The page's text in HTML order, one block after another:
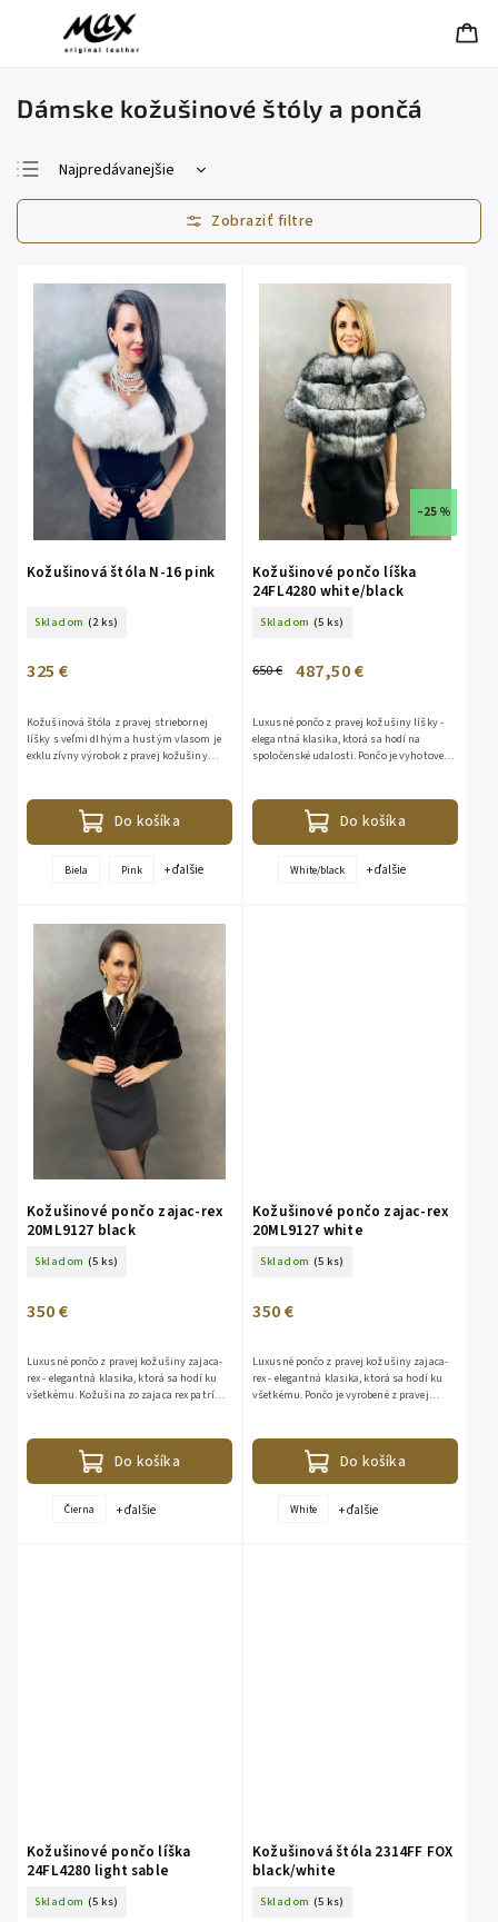
Dámske kožušinové štóly a pončá
Najpredávanejšie
Najlacnejšie
Najdrahšie
Kožušinová štóla N-16 pink
Skladom (2 ks)
325 €
Do košíka
Kožušinová štóla z pravej striebornej
líšky s veľmi dlhým a hustým vlasom je
exkluzívny výrobok z pravej kožušiny
Biela Pink + ďalšie
–25 %
Kožušinové pončo líška
24FL4280 white/black
Skladom (5 ks)
650 € 487,50 €
Do košíka
Luxusné pončo z pravej kožušiny líšky -
elegantná klasika, ktorá sa hodí na
spoločenské udalosti. Pončo je vyhotovené
White/black + ďalšie
Kožušinové pončo zajac-rex
20ML9127 black
Skladom (5 ks)
350 €
Do košíka
Luxusné pončo z pravej kožušiny zajaca-
rex - elegantná klasika, ktorá sa hodí ku
všetkému. Kožušina zo zajaca rex patrí
Čierna + ďalšie
Kožušinové pončo zajac-rex
20ML9127 white
Skladom (5 ks)
350 €
Do košíka
Luxusné pončo z pravej kožušiny zajaca-
rex - elegantná klasika, ktorá sa hodí ku
všetkému. Pončo je vyrobené z pravej
White + ďalšie
Kožušinové pončo líška
24FL4280 light sable
Skladom (5 ks)
Kožušinová štóla 2314FF FOX
black/white
Skladom (5 ks)